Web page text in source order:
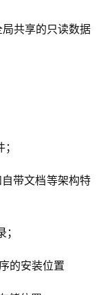
享的只读数据
档等架构特
安装位置